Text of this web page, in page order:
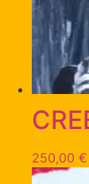
250,00 €